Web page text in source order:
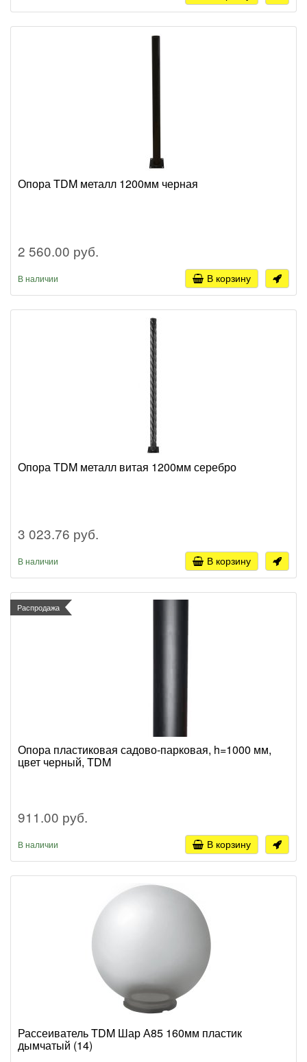
Опора TDM металл 1200мм черная
2 560.00 руб.
В наличии В корзину
Опора TDM металл витая 1200мм серебро
3 023.76 руб.
В наличии В корзину
Распродажа
Опора пластиковая садово-парковая, h=1000 мм,
цвет черный, TDM
911.00 руб.
В наличии В корзину
Рассеиватель TDM Шар А85 160мм пластик
дымчатый (14)